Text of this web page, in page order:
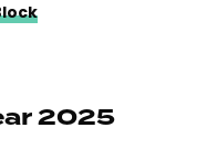
2025